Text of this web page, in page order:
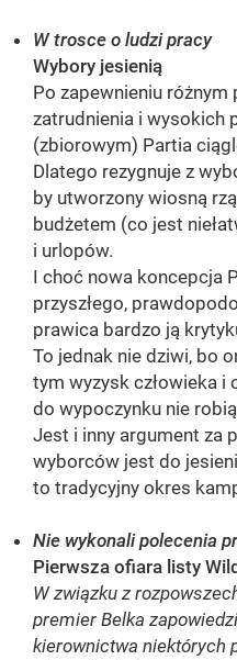
W trosce o ludzi pracy
Wybory jesienią
Po zapewnieniu
zatrudnienia i wysokich
(zbiorowym) Partia
Dlatego rezygnuje z
by utworzony wiosną
budżetem (co jest
i urlopów.
I choć nowa koncepcja
przyszłego,
prawica bardzo ją
To jednak nie dziwi, bo
tym wyzysk człowieka i
do wypoczynku nie
Jest i inny argument za
wyborców jest do
to tradycyjny okres
Nie wykonali polecenia
Pierwsza ofiara listy
W związku z
premier Belka
kierownictwa niektórych